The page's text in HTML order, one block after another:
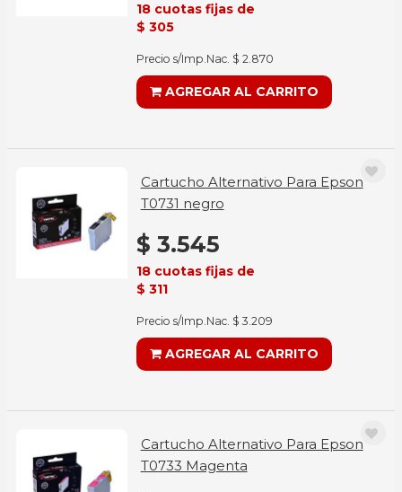
18 cuotas fijas de
$ 305
Precio s/Imp.Nac. $ 2.870
AGREGAR AL CARRITO
Cartucho Alternativo Para Epson
T0731 negro
$ 3.545
18 cuotas fijas de
$ 311
Precio s/Imp.Nac. $ 3.209
AGREGAR AL CARRITO
Cartucho Alternativo Para Epson
T0733 Magenta